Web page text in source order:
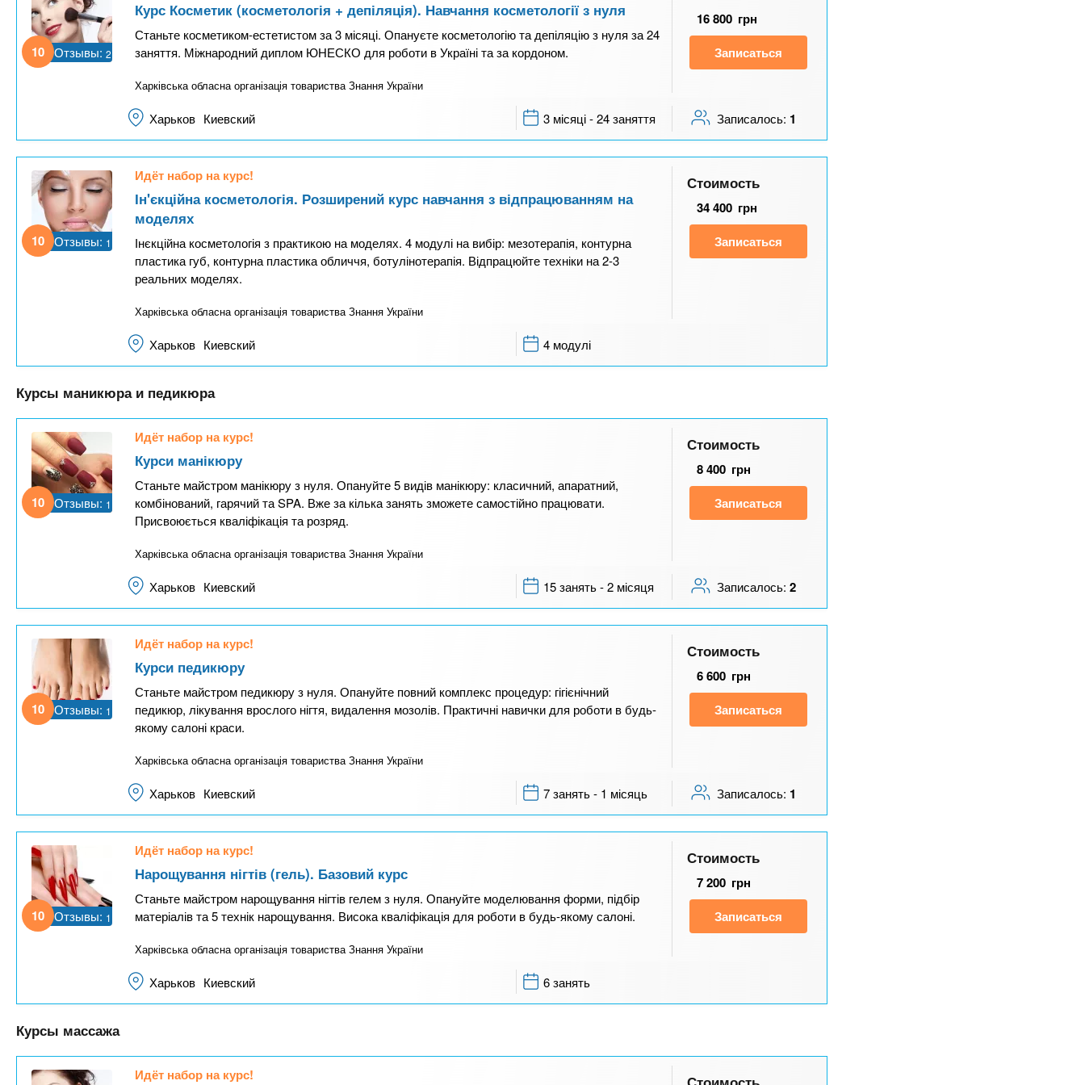
н
а
я
л
а
д
к
а
10 Отзывы: 2
Курс Косметик (косметологія + депіляція). Навчання косметології з нуля
Станьте косметиком-естетистом за 3 місяці. Опануєте косметологію та депіляцію з нуля за 24
заняття. Міжнародний диплом ЮНЕСКО для роботи в Україні та за кордоном.
Харківська обласна організація товариства Знання України
16 800 грн
Записаться
Харьков Киевский 3 місяці - 24 заняття Записалось: 1
10 Отзывы: 1
Идёт набор на курс!
Ін'єкційна косметологія. Розширений курс навчання з відпрацюванням на
моделях
Інєкційна косметологія з практикою на моделях. 4 модулі на вибір: мезотерапія, контурна
пластика губ, контурна пластика обличчя, ботулінотерапія. Відпрацюйте техніки на 2-3
реальних моделях.
Харківська обласна організація товариства Знання України
Стоимость
34 400 грн
Записаться
Харьков Киевский 4 модулі
Курсы маникюра и педикюра
10 Отзывы: 1
Идёт набор на курс!
Курси манікюру
Станьте майстром манікюру з нуля. Опануйте 5 видів манікюру: класичний, апаратний,
комбінований, гарячий та SPA. Вже за кілька занять зможете самостійно працювати.
Присвоюється кваліфікація та розряд.
Харківська обласна організація товариства Знання України
Стоимость
8 400 грн
Записаться
Харьков Киевский 15 занять - 2 місяця Записалось: 2
10 Отзывы: 1
Идёт набор на курс!
Курси педикюру
Станьте майстром педикюру з нуля. Опануйте повний комплекс процедур: гігієнічний
педикюр, лікування врослого нігтя, видалення мозолів. Практичні навички для роботи в будь-
якому салоні краси.
Харківська обласна організація товариства Знання України
Стоимость
6 600 грн
Записаться
Харьков Киевский 7 занять - 1 місяць Записалось: 1
10 Отзывы: 1
Идёт набор на курс!
Нарощування нігтів (гель). Базовий курс
Станьте майстром нарощування нігтів гелем з нуля. Опануйте моделювання форми, підбір
матеріалів та 5 технік нарощування. Висока кваліфікація для роботи в будь-якому салоні.
Харківська обласна організація товариства Знання України
Стоимость
7 200 грн
Записаться
Харьков Киевский 6 занять
Курсы массажа
Идёт набор на курс!